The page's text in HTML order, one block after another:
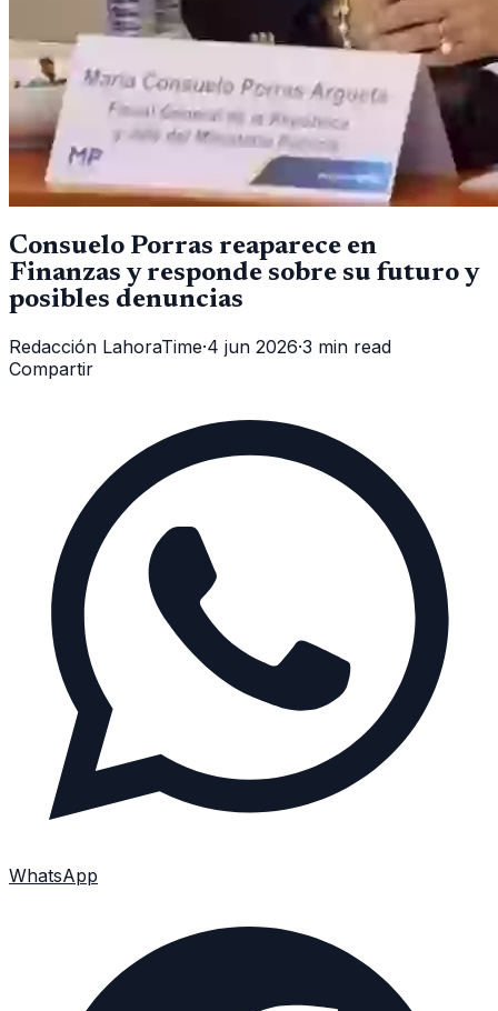
Consuelo Porras reaparece en
Finanzas y responde sobre su futuro y
posibles denuncias
Redacción LahoraTime·4 jun 2026·3 min read
Compartir
WhatsApp